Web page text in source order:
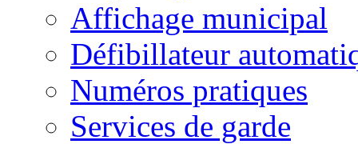
Affichage municipal
Défibillateur
Numéros pratiques
Services de garde